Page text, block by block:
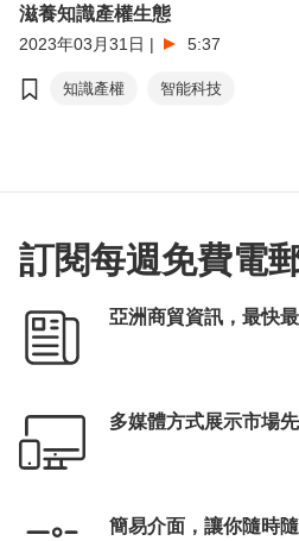
滋養知識產權生態
2023年03月31日 | 5:37
知識產權
智能科技
訂閱每週免費電
亞洲商貿資訊，最快
多媒體方式展示市場
簡易介面，讓你隨時